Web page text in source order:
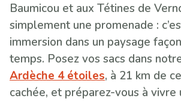
Baumicou et aux Tétines de
simplement une promenade :
immersion dans un paysage
temps. Posez vos sacs dans
Ardèche 4 étoiles, à 21 km de
cachée, et préparez-vous à vivre